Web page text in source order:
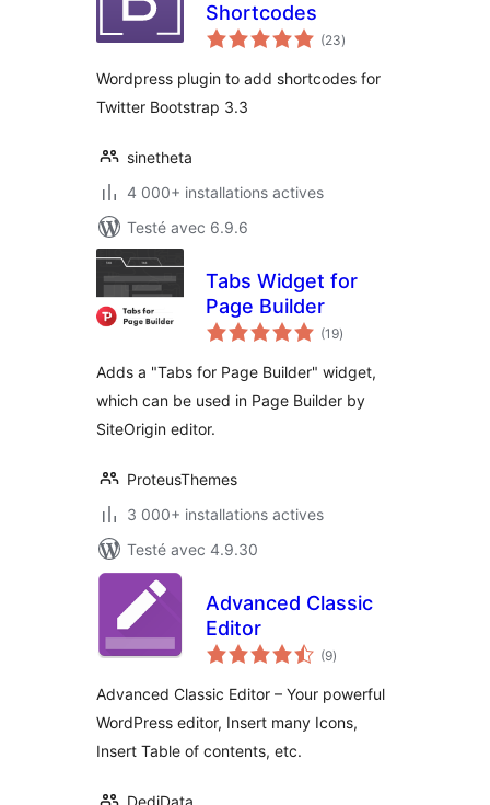
Shortcodes
(23notes
en
)
Wordpress plugin to add shortcodes for
Twitter Bootstrap 3.3
sinetheta
4 000+ installations actives
Testé avec 6.9.6
Tabs Widget for
Page Builder
(19notes
en
)
Adds a "Tabs for Page Builder" widget,
which can be used in Page Builder by
SiteOrigin editor.
ProteusThemes
3 000+ installations actives
Testé avec 4.9.30
Advanced Classic
Editor
(9notes
en
)
Advanced Classic Editor – Your powerful
WordPress editor, Insert many Icons,
Insert Table of contents, etc.
DediData